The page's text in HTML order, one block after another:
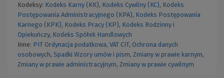
Kodeksy: Kodeks Karny (KK), Kodeks Cywilny (KC), Kodeks
Postępowania Administracyjnego (KPA), Kodeks Postępowania
Karnego (KPK), Kodeks Pracy (KP), Kodeks Rodzinny i
Opiekuńczy, Kodeks Spółek Handlowych
Inne: PIT Ordynacja podatkowa, VAT CIT, Ochrona danych
osobowych, Spadki Wzory umów i pism, Zmiany w prawie karnym,
Zmiany w prawie administracyjnym, Zmiany w prawie cywilnym